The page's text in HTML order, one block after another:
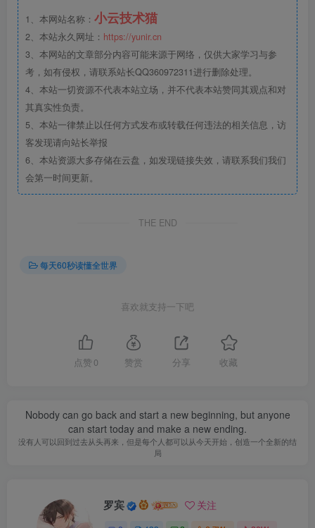
1、本网站名称： 小云技术猫
2、本站永久网址： https://yunir.cn
3、本网站的文章部分内容可能来源于网络，仅供大家学习与参
考，如有侵权，请联系站长QQ360972311进行删除处理。
4、本站一切资源不代表本站立场，并不代表本站赞同其观点和对
其真实性负责。
5、本站一律禁止以任何方式发布或转载任何违法的相关信息，访
客发现请向站长举报
6、本站资源大多存储在云盘，如发现链接失效，请联系我们我们
会第一时间更新。
THE END
每天60秒读懂全世界
喜欢就支持一下吧
点赞 0 赞赏 分享 收藏
Nobody can go back and start a new beginning, but anyone
can start today and make a new ending.
没有人可以回到过去从头再来，但是每个人都可以从今天开始，创造一个全新的结
局
罗宾 关注